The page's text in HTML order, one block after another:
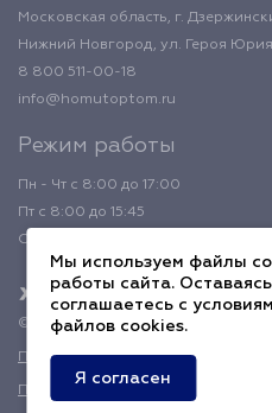
Московская область, г.
Нижний Новгород, ул. Героя Юрия
8 800 511-00-18
info@homutoptom.ru
Режим работы
Пн - Чт с 8:00 до 17:00
Пт с 8:00 до 15:45
Обед с 12:00 до 12:45
© 2026 ХомутОптом
Политика конфиденциальности
Публичная оферта
Мы используем файлы
работы сайта.
соглашаетесь с
файлов cookies.
Я согласен